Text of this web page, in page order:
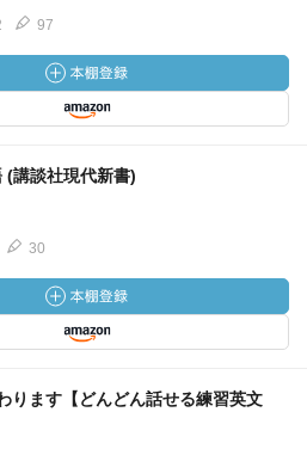
97
(講談社現代新書)
30
ります【どんどん話せる練習英文